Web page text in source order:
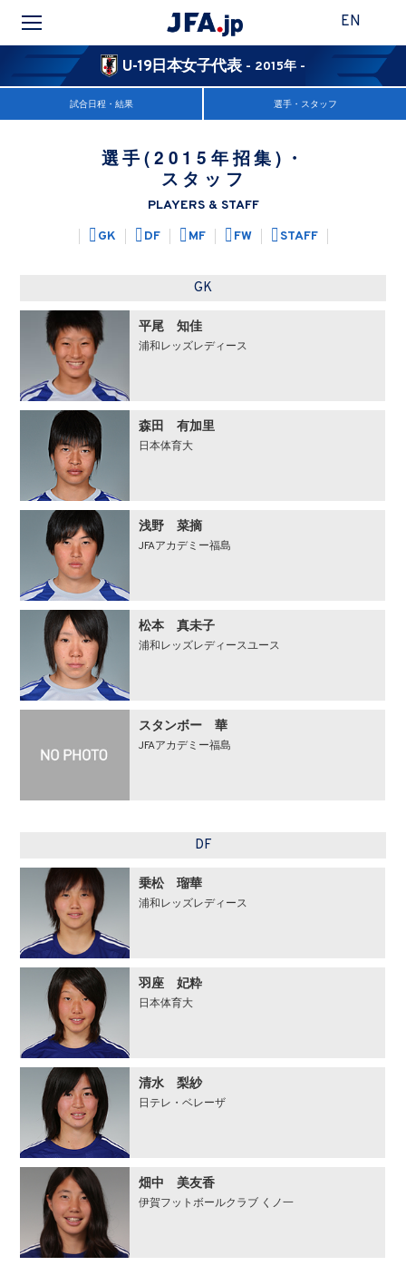
EN
U-19日本女子代表 - 2015年 -
試合日程・結果 選手・スタッフ
選手(2015年招集)・
スタッフ
PLAYERS & STAFF
GK
DF MF FW STAFF
GK
平尾 知佳
浦和レッズレディース
森田 有加里
日本体育大
浅野 菜摘
JFAアカデミー福島
松本 真未子
浦和レッズレディースユース
スタンボー 華
JFAアカデミー福島
DF
乗松 瑠華
浦和レッズレディース
羽座 妃粋
日本体育大
清水 梨紗
日テレ・ベレーザ
畑中 美友香
伊賀フットボールクラブ くノ一